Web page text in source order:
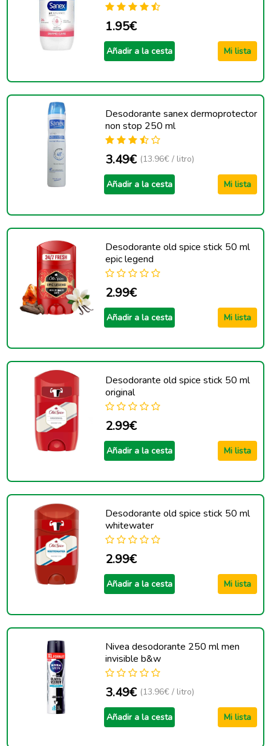
1.95€
Añadir a la cesta Mi lista
Desodorante sanex dermoprotector
non stop 250 ml
3.49€ (13.96€ / litro)
Añadir a la cesta Mi lista
Desodorante old spice stick 50 ml
epic legend
2.99€
Añadir a la cesta Mi lista
Desodorante old spice stick 50 ml
original
2.99€
Añadir a la cesta Mi lista
Desodorante old spice stick 50 ml
whitewater
2.99€
Añadir a la cesta Mi lista
Nivea desodorante 250 ml men
invisible b&w
3.49€ (13.96€ / litro)
Añadir a la cesta Mi lista